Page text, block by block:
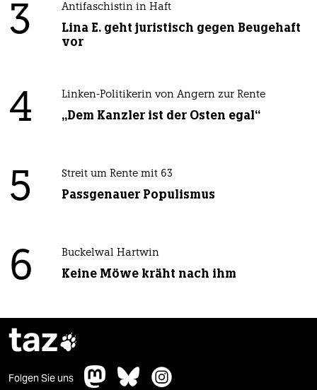
3 Antifaschistin in Haft
Lina E. geht juristisch gegen Beugehaft
vor
4 Linken-Politikerin von Angern zur Rente
„Dem Kanzler ist der Osten egal“
5 Streit um Rente mit 63
Passgenauer Populismus
6 Buckelwal Hartwin
Keine Möwe kräht nach ihm
taz
Folgen Sie uns